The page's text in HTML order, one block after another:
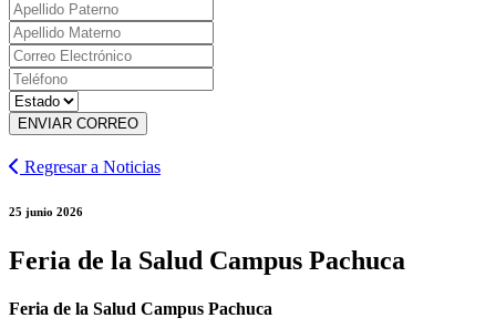
ENVIAR CORREO
Regresar a Noticias
25 junio 2026
Feria de la Salud Campus Pachuca
Feria de la Salud Campus Pachuca